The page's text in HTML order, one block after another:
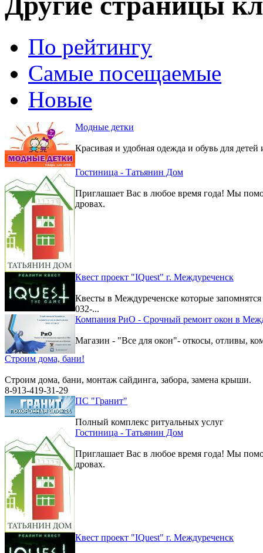
По рейтингу
Самые посещаемые
Новые
Модные детки
Красивая и удобная одежда и обувь для детей
Гостиница - Татьянин Дом
Приглашает Вас в любое время года! Мы
дровах.
Квест проект "IQuest" г. Междуреченск
Квесты в Междуреченске которые
032-...
Компания РиО - Срочный ремонт окон в
Магазин - "Все для окон"- откосы, отливы,
Строим дома, бани!
Строим дома, бани, монтаж сайдинга, забора, замена крыши.
8-913-419-31-29
ПС "Гранит"
Полный комплекс ритуальных услуг
Гостиница - Татьянин Дом
Приглашает Вас в любое время года! Мы
дровах.
Квест проект "IQuest" г. Междуреченск